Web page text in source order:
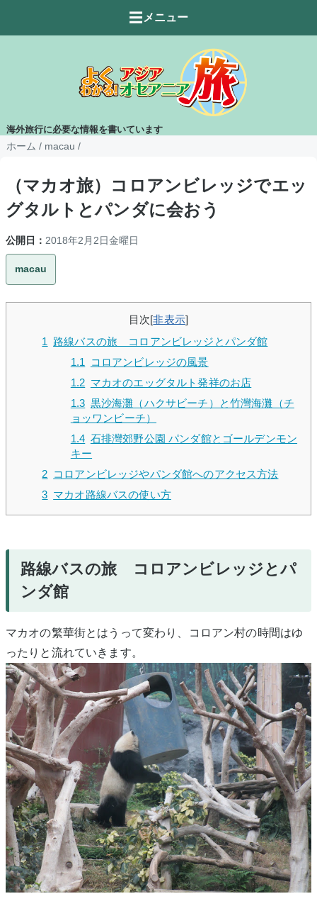
☰ メニュー
海外旅行に必要な情報を書いています
ホーム / macau /
（マカオ旅）コロアンビレッジでエッ
グタルトとパンダに会おう
公開日： 2018年2月2日金曜日
macau
目次[非表示]
1 路線バスの旅 コロアンビレッジとパンダ館
1.1
コロアンビレッジの風景
1.2 マカオのエッグタルト発祥のお店
1.3 黒沙海灘（ハクサビーチ）と竹灣海灘（チ
ョッワンビーチ）
1.4 石排灣郊野公園 パンダ館とゴールデンモン
キー
2 コロアンビレッジやパンダ館へのアクセス方法
3 マカオ路線バスの使い方
路線バスの旅 コロアンビレッジとパ
ンダ館
マカオの繁華街とはうって変わり、コロアン村の時間はゆ
ったりと流れていきます。